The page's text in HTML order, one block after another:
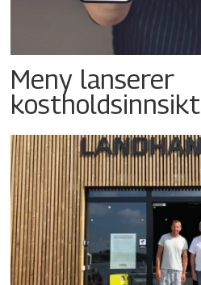
Meny lanserer
kostholdsinnsikt